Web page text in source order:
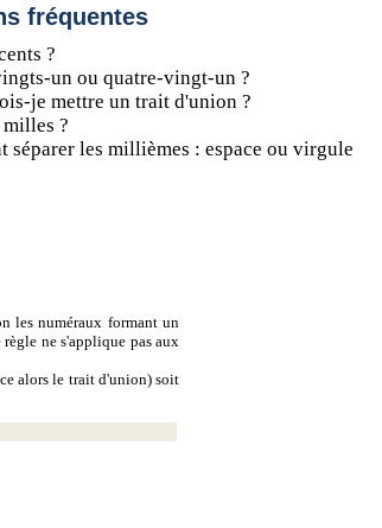
fréquentes
?
un ou quatre-vingt-un ?
je mettre un trait d'union ?
?
séparer les millièmes : espace ou virgule
les numéraux formant un
ne s'applique pas aux
alors le trait d'union) soit